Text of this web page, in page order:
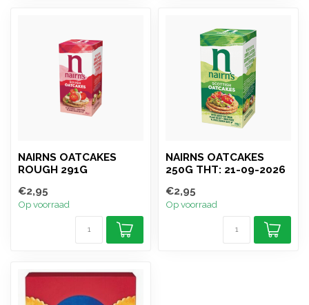
NAIRNS OATCAKES
ROUGH 291G
€2,95
Op voorraad
NAIRNS OATCAKES
250G THT: 21-09-2026
€2,95
Op voorraad